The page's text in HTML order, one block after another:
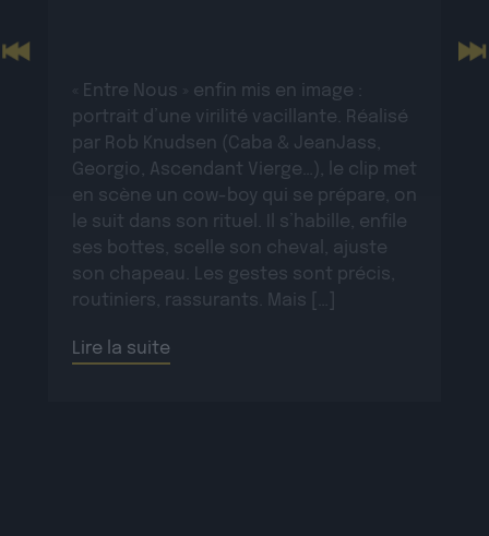
« Entre Nous » enfin mis en image :
portrait d’une virilité vacillante. Réalisé
par Rob Knudsen (Caba & JeanJass,
Georgio, Ascendant Vierge…), le clip met
en scène un cow-boy qui se prépare, on
le suit dans son rituel. Il s’habille, enfile
ses bottes, scelle son cheval, ajuste
son chapeau. Les gestes sont précis,
routiniers, rassurants. Mais […]
Lire la suite
Previous